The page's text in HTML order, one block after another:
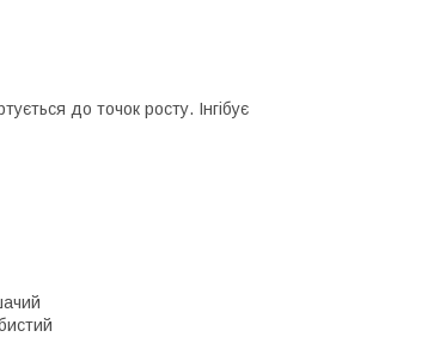
до точок росту. Інгібує